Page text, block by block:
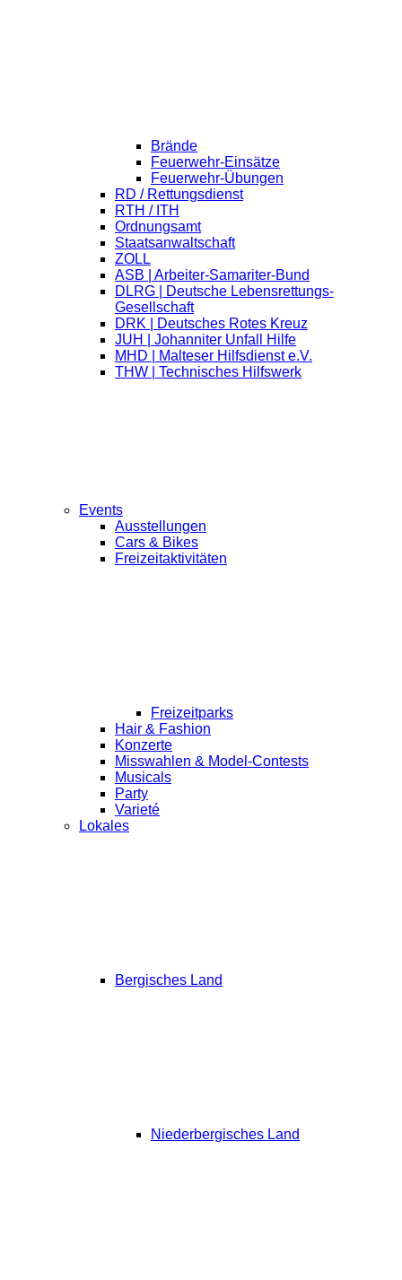
Brände
Feuerwehr-Einsätze
Feuerwehr-Übungen
RD / Rettungsdienst
RTH / ITH
Ordnungsamt
Staatsanwaltschaft
ZOLL
ASB | Arbeiter-Samariter-Bund
DLRG | Deutsche Lebensrettungs-
Gesellschaft
DRK | Deutsches Rotes Kreuz
JUH | Johanniter Unfall Hilfe
MHD | Malteser Hilfsdienst e.V.
THW | Technisches Hilfswerk
Events
Ausstellungen
Cars & Bikes
Freizeitaktivitäten
Freizeitparks
Hair & Fashion
Konzerte
Misswahlen & Model-Contests
Musicals
Party
Varieté
Lokales
Bergisches Land
Niederbergisches Land